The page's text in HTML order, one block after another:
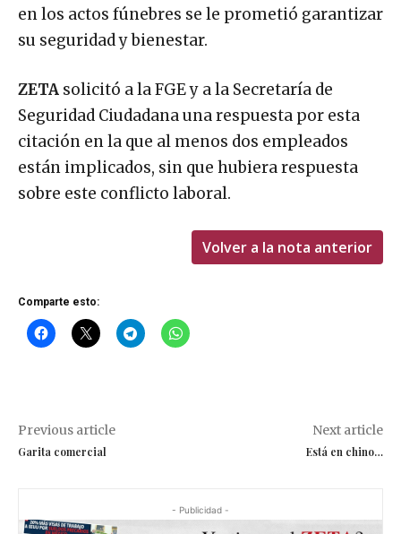
en los actos fúnebres se le prometió garantizar
su seguridad y bienestar.
ZETA solicitó a la FGE y a la Secretaría de
Seguridad Ciudadana una respuesta por esta
citación en la que al menos dos empleados
están implicados, sin que hubiera respuesta
sobre este conflicto laboral.
Volver a la nota anterior
Comparte esto:
Previous article
Garita comercial
Next article
Está en chino…
- Publicidad -